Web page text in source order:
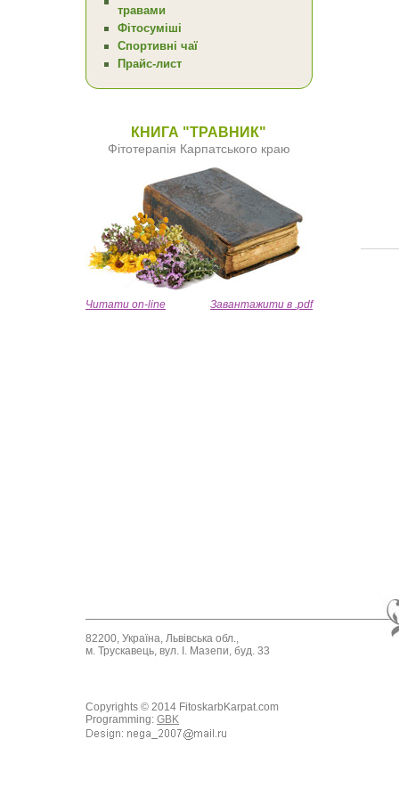
травами
Фітосуміші
Спортивні чаї
Прайс-лист
КНИГА "ТРАВНИК"
Фітотерапія Карпатського краю
Читати on-line Завантажити в .pdf
82200, Україна, Львівська обл.,
м. Трускавець, вул. І. Мазепи, буд. 33
Copyrights © 2014 FitoskarbKarpat.com
Programming: GBK